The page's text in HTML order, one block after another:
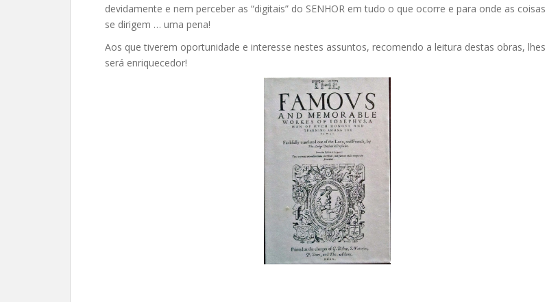
devidamente e nem perceber as “digitais” do SENHOR em tudo o que ocorre e para onde as coisas
se dirigem … uma pena!
Aos que tiverem oportunidade e interesse nestes assuntos, recomendo a leitura destas obras, lhes
será enriquecedor!